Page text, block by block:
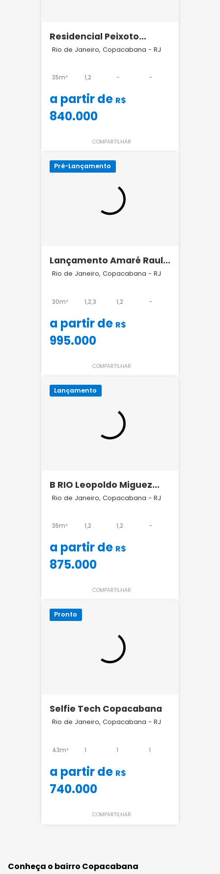
Residencial Peixoto
Copacabana
Rio de Janeiro, Copacabana - RJ
35m² 1,2 - -
a partir de R$
840.000
COMPARTILHAR
Pré-Lançamento
Lançamento Amaré Raul
Pompéia Arpoador
Rio de Janeiro, Copacabana - RJ
30m² 1,2,3 1,2 -
a partir de R$
995.000
COMPARTILHAR
Lançamento
B RIO Leopoldo Miguez
Copacabana
Rio de Janeiro, Copacabana - RJ
35m² 1,2 1,2 -
a partir de R$
875.000
COMPARTILHAR
Pronto
Selfie Tech Copacabana
Rio de Janeiro, Copacabana - RJ
43m² 1 1 1
a partir de R$
740.000
COMPARTILHAR
Conheça o bairro Copacabana